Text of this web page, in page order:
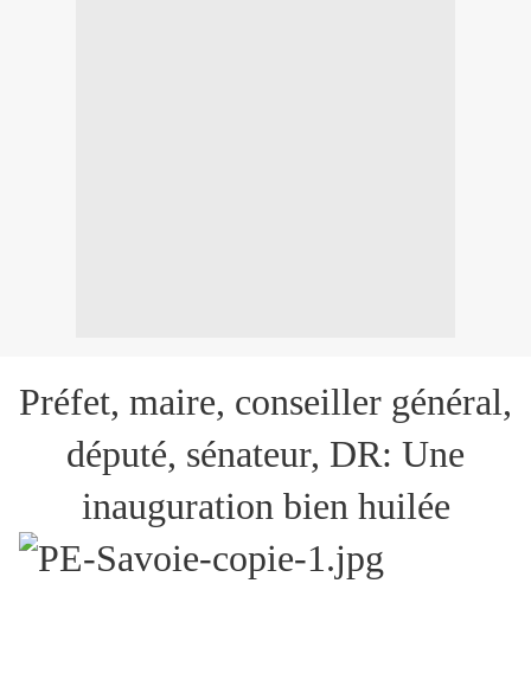
Préfet, maire, conseiller général,
député, sénateur, DR: Une
inauguration bien huilée